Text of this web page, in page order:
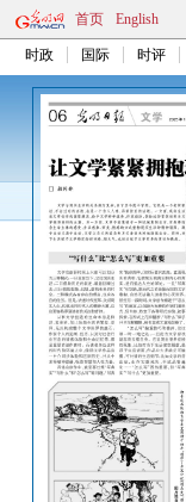
首页 English
时政 国际 时评